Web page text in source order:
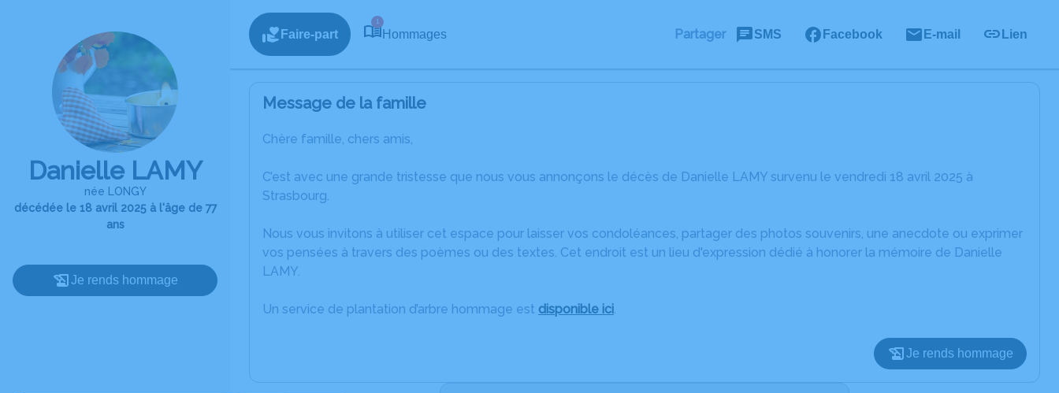
Danielle LAMY
née LONGY
décédée le 18 avril 2025 à l'âge de 77
ans
Je rends hommage
Faire-part
1
Hommages Partager SMS Facebook E-mail Lien
Message de la famille
Chère famille, chers amis,
C’est avec une grande tristesse que nous vous annonçons le décès de Danielle LAMY survenu le vendredi 18 avril 2025 à
Strasbourg.
Nous vous invitons à utiliser cet espace pour laisser vos condoléances, partager des photos souvenirs, une anecdote ou exprimer
vos pensées à travers des poèmes ou des textes. Cet endroit est un lieu d'expression dédié à honorer la mémoire de Danielle
LAMY.
Un service de plantation d’arbre hommage est disponible ici.
Je rends hommage